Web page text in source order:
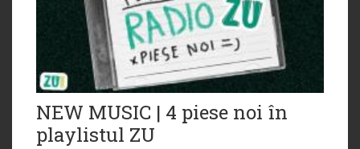
NEW MUSIC | 4 piese noi în
playlistul ZU